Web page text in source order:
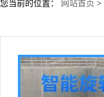
您当前的位置： 网站首页 >